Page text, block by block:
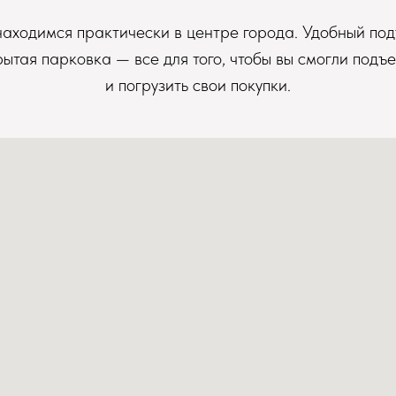
практически в центре города. Удобный
парковка — все для того, чтобы вы смогли
и погрузить свои покупки.